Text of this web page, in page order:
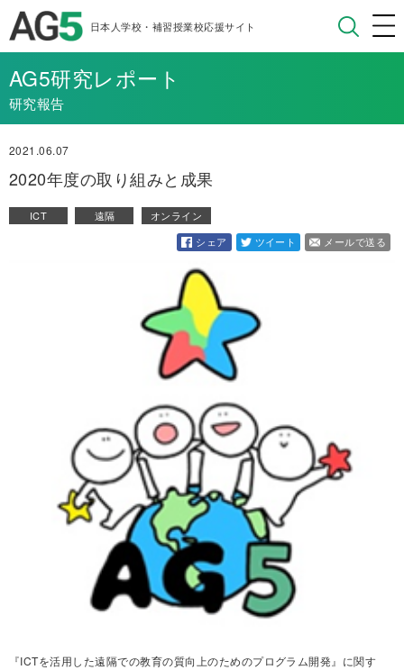
日本人学校・補習授業校応援サイト
AG5研究レポート
研究報告
2021.06.07
2020年度の取り組みと成果
ICT 遠隔
オンライン
シェア
ツイート メールで送る
『ICTを活用した遠隔での教育の質向上のためのプログラム開発』に関す